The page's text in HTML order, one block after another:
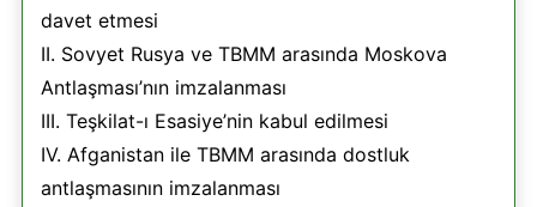
davet etmesi
II. Sovyet Rusya ve TBMM arasında Moskova
Antlaşması’nın imzalanması
III. Teşkilat-ı Esasiye’nin kabul edilmesi
IV. Afganistan ile TBMM arasında dostluk
antlaşmasının imzalanması